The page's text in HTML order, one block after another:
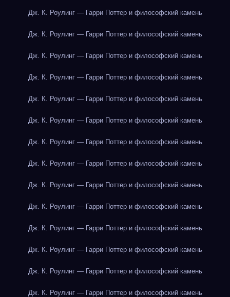
Дж. К. Роулинг — Гарри Поттер и философский камень
Дж. К. Роулинг — Гарри Поттер и философский камень
Дж. К. Роулинг — Гарри Поттер и философский камень
Дж. К. Роулинг — Гарри Поттер и философский камень
Дж. К. Роулинг — Гарри Поттер и философский камень
Дж. К. Роулинг — Гарри Поттер и философский камень
Дж. К. Роулинг — Гарри Поттер и философский камень
Дж. К. Роулинг — Гарри Поттер и философский камень
Дж. К. Роулинг — Гарри Поттер и философский камень
Дж. К. Роулинг — Гарри Поттер и философский камень
Дж. К. Роулинг — Гарри Поттер и философский камень
Дж. К. Роулинг — Гарри Поттер и философский камень
Дж. К. Роулинг — Гарри Поттер и философский камень
Дж. К. Роулинг — Гарри Поттер и философский камень